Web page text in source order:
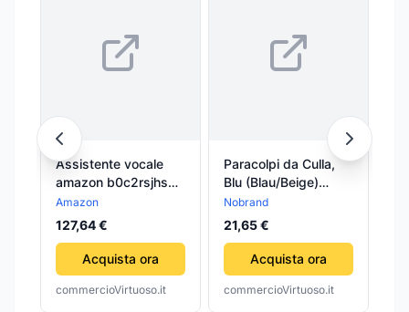
Assistente vocale
amazon b0c2rsjhs6
echo spot 2024 blue
blue
Amazon
127,64 €
Acquista ora
commercioVirtuoso.it
Paracolpi da Culla,
Blu (Blau/Beige)
Nobrand
Nobrand
21,65 €
Acquista ora
commercioVirtuoso.it